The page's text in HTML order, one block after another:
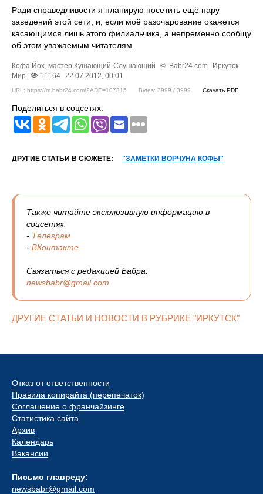
Ради справедливости я планирую посетить ещё пару
заведений этой сети, и, если моё разочарование окажется
касающимся лишь этого филиальчика, а непременно сообщу
об этом уважаемым читателям.
Кофа Йох, мастер Кушающий-Слушающий © Babr24.com
Иркутск
Мир
11164 22.07.2012, 00:01
URL: https://m.babr24.com/?ADE=107315 Bytes: 3999 / 3999 Скачать PDF
Поделиться в соцсетях:
ДРУГИЕ СТАТЬИ В СЮЖЕТЕ: "ЗАМЕТКИ ВОРЧУНА КОФЫ"
Также читайте эксклюзивную информацию в
соцсетях:
- Телеграм
- ВКонтакте
Связаться с редакцией Бабра:
newsbabr@gmail.com
ДРУГИЕ СТАТЬИ И НОВОСТИ В РУБРИКЕ "ИРКУТСК"
Отказ от ответственности
Правила копирайта (перепечаток)
Соглашение о франчайзинге
Статистика сайта
Архив
Календарь
Вакансии
Письмо главреду:
newsbabr@gmail.com